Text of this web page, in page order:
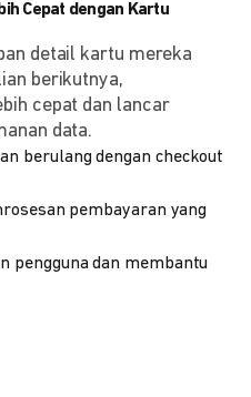
Cepat dengan Kartu
detail kartu mereka
berikutnya,
cepat dan lancar
data.
berulang dengan checkout
pembayaran yang
pengguna dan membantu